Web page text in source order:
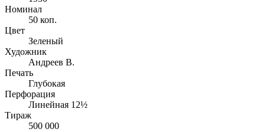
Номинал
50 коп.
Цвет
Зеленый
Художник
Андреев В.
Печать
Глубокая
Перфорация
Линейная 12½
Тираж
500 000